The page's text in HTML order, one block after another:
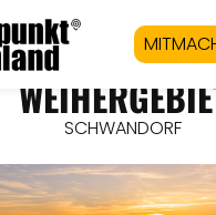
SCHWANDORF